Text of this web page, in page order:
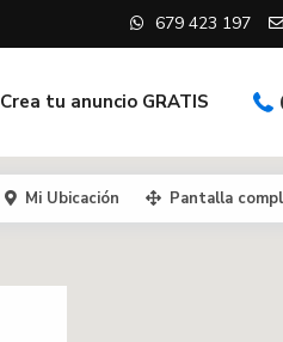
679 423 197
Crea tu anuncio GRATIS
Mi Ubicación Pantalla